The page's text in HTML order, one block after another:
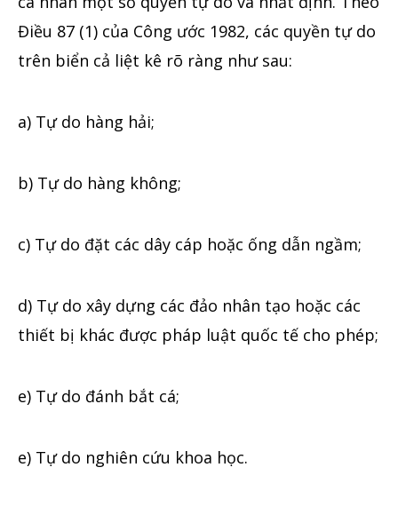
Điều 87 (1) của Công ước 1982, các quyền tự do
trên biển cả liệt kê rõ ràng như sau:
a) Tự do hàng hải;
b) Tự do hàng không;
c) Tự do đặt các dây cáp hoặc ống dẫn ngầm;
d) Tự do xây dựng các đảo nhân tạo hoặc các
thiết bị khác được pháp luật quốc tế cho phép;
e) Tự do đánh bắt cá;
e) Tự do nghiên cứu khoa học.